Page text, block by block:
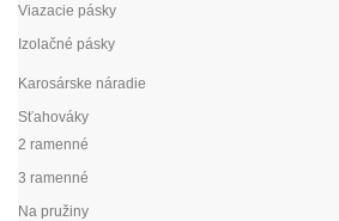
Viazacie pásky
Izolačné pásky
Karosárske náradie
Sťahováky
2 ramenné
3 ramenné
Na pružiny